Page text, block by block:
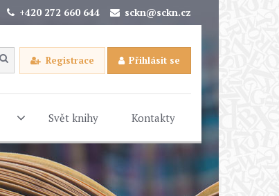
+420 272 660 644 sckn@sckn.cz
Registrace Přihlásit se
Svět knihy Kontakty